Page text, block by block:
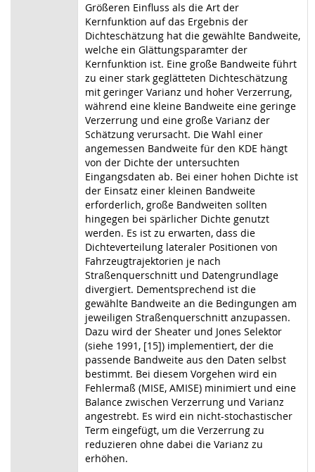
Größeren Einfluss als die Art der
Kernfunktion auf das Ergebnis der
Dichteschätzung hat die gewählte Bandweite,
welche ein Glättungsparamter der
Kernfunktion ist. Eine große Bandweite führt
zu einer stark geglätteten Dichteschätzung
mit geringer Varianz und hoher Verzerrung,
während eine kleine Bandweite eine geringe
Verzerrung und eine große Varianz der
Schätzung verursacht. Die Wahl einer
angemessen Bandweite für den KDE hängt
von der Dichte der untersuchten
Eingangsdaten ab. Bei einer hohen Dichte ist
der Einsatz einer kleinen Bandweite
erforderlich, große Bandweiten sollten
hingegen bei spärlicher Dichte genutzt
werden. Es ist zu erwarten, dass die
Dichteverteilung lateraler Positionen von
Fahrzeugtrajektorien je nach
Straßenquerschnitt und Datengrundlage
divergiert. Dementsprechend ist die
gewählte Bandweite an die Bedingungen am
jeweiligen Straßenquerschnitt anzupassen.
Dazu wird der Sheater und Jones Selektor
(siehe 1991, [15]) implementiert, der die
passende Bandweite aus den Daten selbst
bestimmt. Bei diesem Vorgehen wird ein
Fehlermaß (MISE, AMISE) minimiert und eine
Balance zwischen Verzerrung und Varianz
angestrebt. Es wird ein nicht-stochastischer
Term eingefügt, um die Verzerrung zu
reduzieren ohne dabei die Varianz zu
erhöhen.